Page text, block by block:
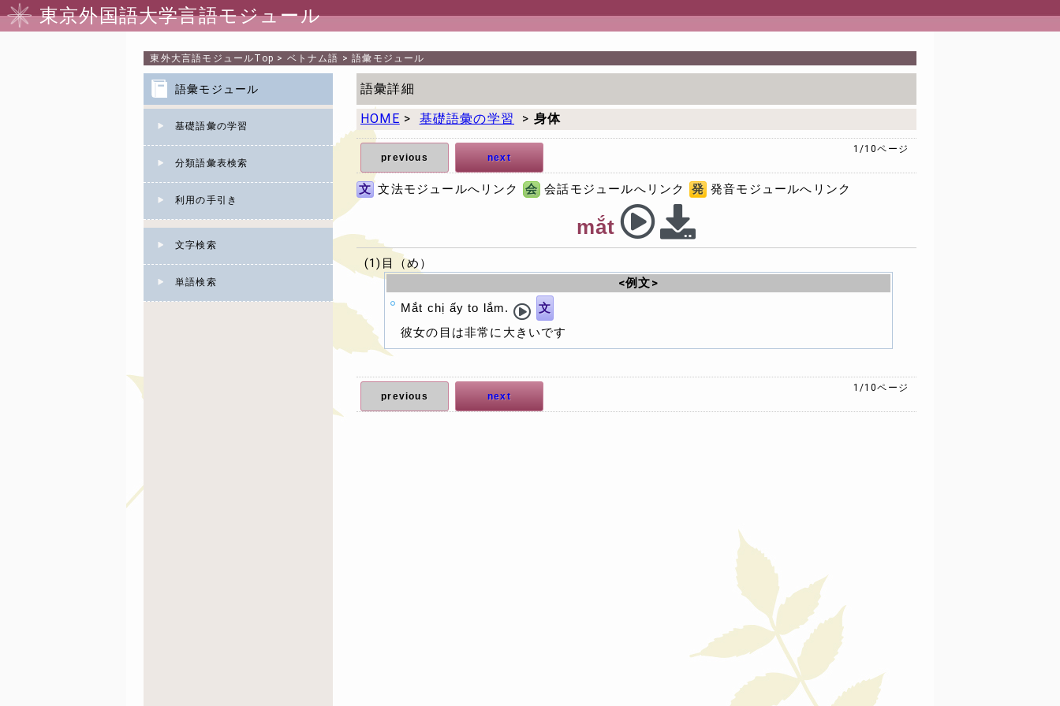
東京外国語大学言語モジュール
東外大言語モジュールTop > ベトナム語 >語彙モジュール
語彙モジュール
基礎語彙の学習
分類語彙表検索
利用の手引き
文字検索
単語検索
語彙詳細
HOME > 基礎語彙の学習 > 身体
previous next
1/10ページ
文 文法モジュールへリンク 会 会話モジュールへリンク 発 発音モジュールへリンク
mắt
(1)目（め）
<例文>
Mắt chị ấy to lắm. 文
彼女の目は非常に大きいです
previous next
1/10ページ